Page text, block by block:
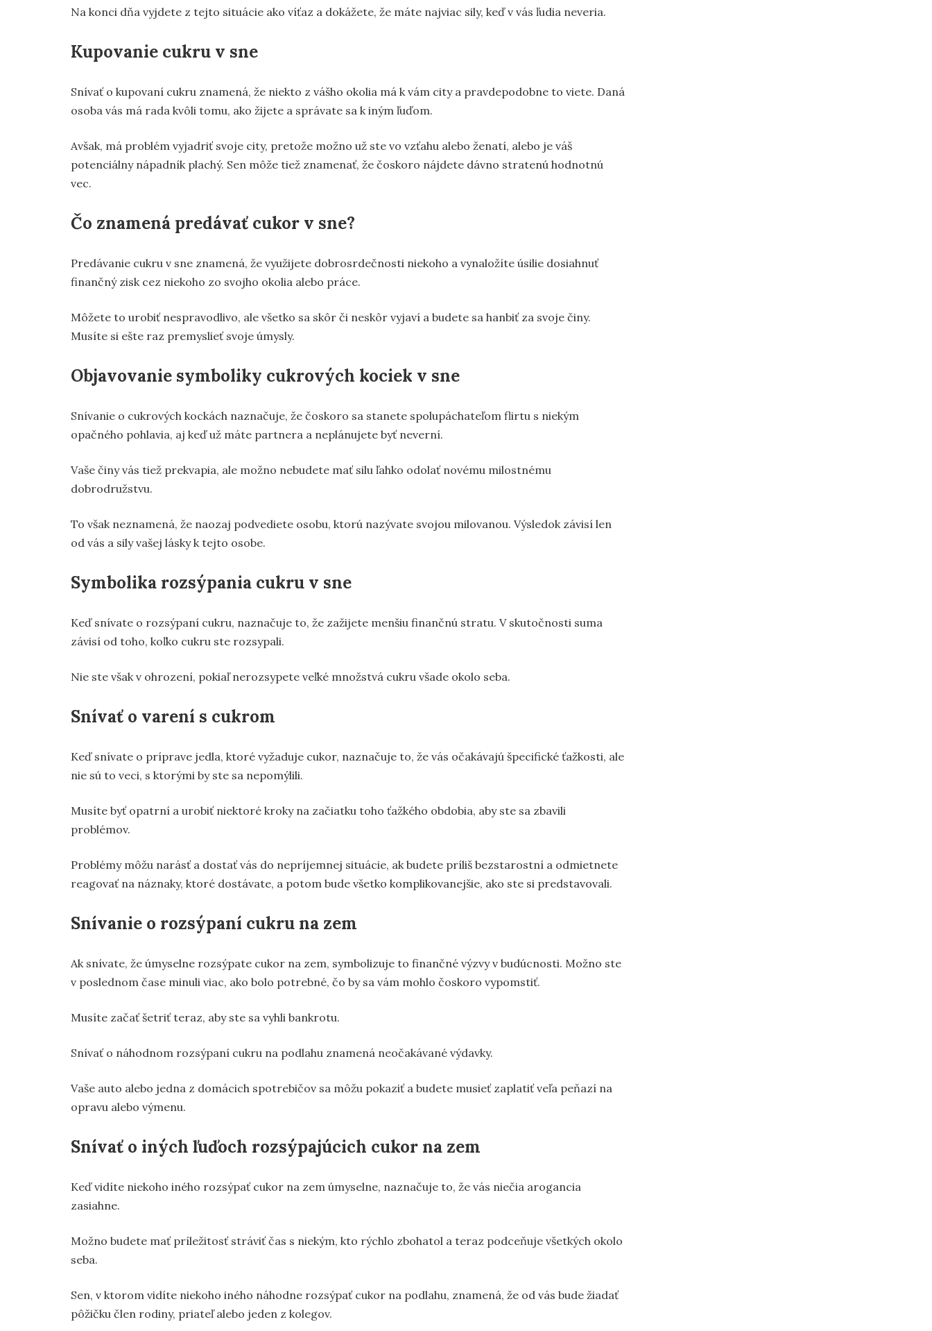
Na konci dňa vyjdete z tejto situácie ako víťaz a dokážete, že máte najviac sily, keď v vás ľudia neveria.
Kupovanie cukru v sne
Snívať o kupovaní cukru znamená, že niekto z vášho okolia má k vám city a pravdepodobne to viete. Daná
osoba vás má rada kvôli tomu, ako žijete a správate sa k iným ľuďom.
Avšak, má problém vyjadriť svoje city, pretože možno už ste vo vzťahu alebo ženatí, alebo je váš
potenciálny nápadník plachý. Sen môže tiež znamenať, že čoskoro nájdete dávno stratenú hodnotnú
vec.
Čo znamená predávať cukor v sne?
Predávanie cukru v sne znamená, že využijete dobrosrdečnosti niekoho a vynaložíte úsilie dosiahnuť
finančný zisk cez niekoho zo svojho okolia alebo práce.
Môžete to urobiť nespravodlivo, ale všetko sa skôr či neskôr vyjaví a budete sa hanbiť za svoje činy.
Musíte si ešte raz premyslieť svoje úmysly.
Objavovanie symboliky cukrových kociek v sne
Snívanie o cukrových kockách naznačuje, že čoskoro sa stanete spolupáchateľom flirtu s niekým
opačného pohlavia, aj keď už máte partnera a neplánujete byť neverní.
Vaše činy vás tiež prekvapia, ale možno nebudete mať silu ľahko odolať novému milostnému
dobrodružstvu.
To však neznamená, že naozaj podvediete osobu, ktorú nazývate svojou milovanou. Výsledok závisí len
od vás a sily vašej lásky k tejto osobe.
Symbolika rozsýpania cukru v sne
Keď snívate o rozsýpaní cukru, naznačuje to, že zažijete menšiu finančnú stratu. V skutočnosti suma
závisí od toho, koľko cukru ste rozsypali.
Nie ste však v ohrození, pokiaľ nerozsypete veľké množstvá cukru všade okolo seba.
Snívať o varení s cukrom
Keď snívate o príprave jedla, ktoré vyžaduje cukor, naznačuje to, že vás očakávajú špecifické ťažkosti, ale
nie sú to veci, s ktorými by ste sa nepomýlili.
Musíte byť opatrní a urobiť niektoré kroky na začiatku toho ťažkého obdobia, aby ste sa zbavili
problémov.
Problémy môžu narásť a dostať vás do nepríjemnej situácie, ak budete príliš bezstarostní a odmietnete
reagovať na náznaky, ktoré dostávate, a potom bude všetko komplikovanejšie, ako ste si predstavovali.
Snívanie o rozsýpaní cukru na zem
Ak snívate, že úmyselne rozsýpate cukor na zem, symbolizuje to finančné výzvy v budúcnosti. Možno ste
v poslednom čase minuli viac, ako bolo potrebné, čo by sa vám mohlo čoskoro vypomstiť.
Musíte začať šetriť teraz, aby ste sa vyhli bankrotu.
Snívať o náhodnom rozsýpaní cukru na podlahu znamená neočakávané výdavky.
Vaše auto alebo jedna z domácich spotrebičov sa môžu pokaziť a budete musieť zaplatiť veľa peňazí na
opravu alebo výmenu.
Snívať o iných ľuďoch rozsýpajúcich cukor na zem
Keď vidíte niekoho iného rozsýpať cukor na zem úmyselne, naznačuje to, že vás niečia arogancia
zasiahne.
Možno budete mať príležitosť stráviť čas s niekým, kto rýchlo zbohatol a teraz podceňuje všetkých okolo
seba.
Sen, v ktorom vidíte niekoho iného náhodne rozsýpať cukor na podlahu, znamená, že od vás bude žiadať
pôžičku člen rodiny, priateľ alebo jeden z kolegov.